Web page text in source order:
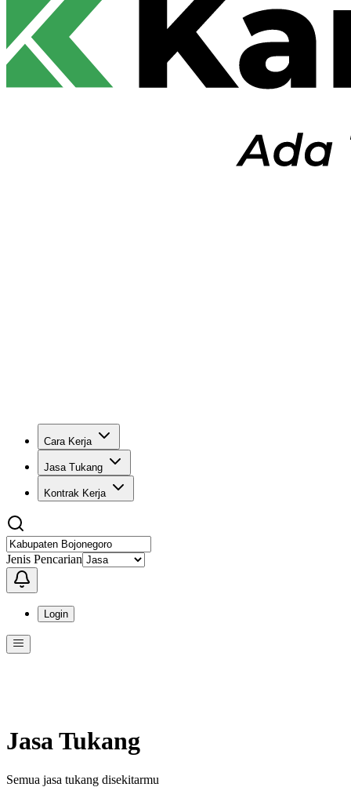
Cara Kerja
Jasa Tukang
Kontrak Kerja
Jenis Pencarian
Login
Jasa Tukang
Semua jasa tukang disekitarmu